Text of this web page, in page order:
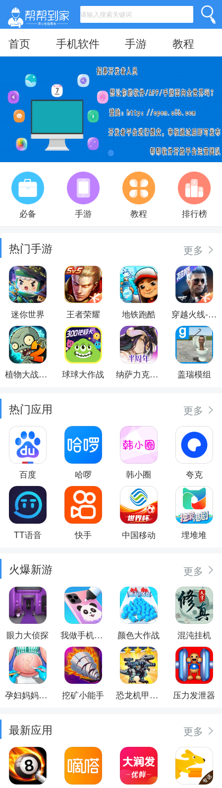
首页 手机软件 手游 教程
必备 手游 教程 排行榜
热门手游 更多
迷你世界 王者荣耀 地铁跑酷 穿越火线-枪战王者
植物大战僵尸2 球球大作战 纳萨力克之王 盖瑞模组
热门应用 更多
百度 哈啰 韩小圈 夸克
TT语音 快手 中国移动 埋堆堆
火爆新游 更多
眼力大侦探 我做手机壳特好看 颜色大作战 混沌挂机
孕妇妈妈日记 挖矿小能手 恐龙机甲射手 压力发泄器
最新应用 更多